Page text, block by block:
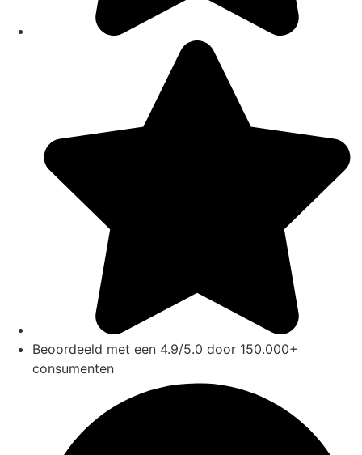
Beoordeeld met een 4.9/5.0 door 150.000+
consumenten